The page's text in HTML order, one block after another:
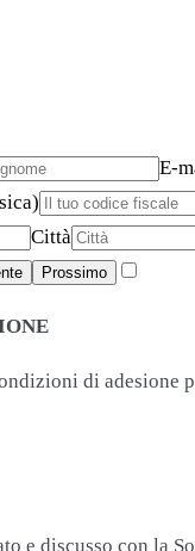
E-
Città
Prossimo
di adesione
e discusso con la